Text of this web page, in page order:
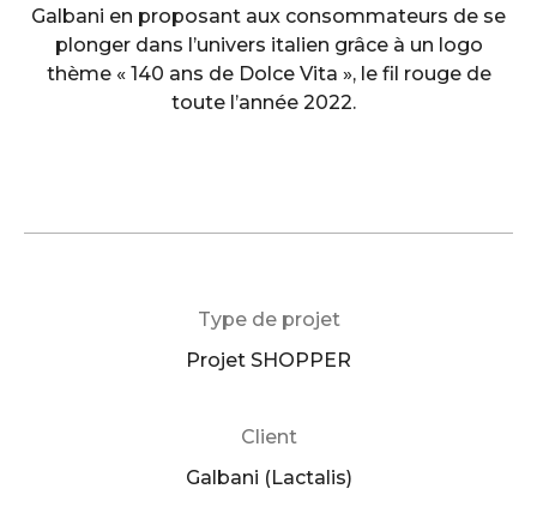
Galbani en proposant aux consommateurs de se
plonger dans l’univers italien grâce à un logo
thème « 140 ans de Dolce Vita », le fil rouge de
toute l’année 2022.
Type de projet
Projet SHOPPER
Client
Galbani (Lactalis)